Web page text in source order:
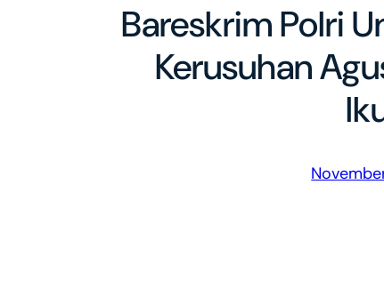
Bareskrim Polri
Kerusuhan